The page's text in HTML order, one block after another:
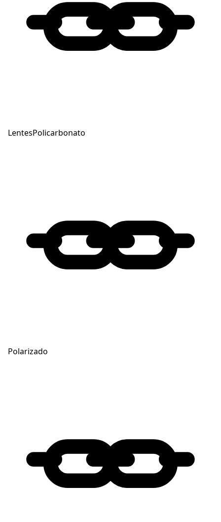
LentesPolicarbonato
Polarizado